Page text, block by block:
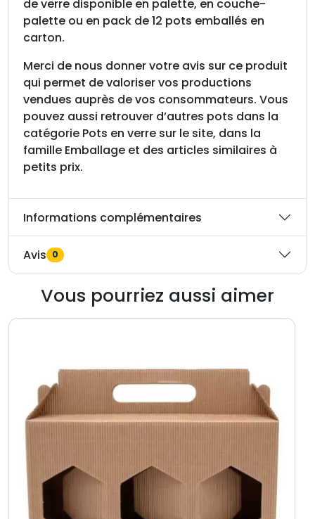
de verre disponible en palette, en couche-
palette ou en pack de 12 pots emballés en
carton.
Merci de nous donner votre avis sur ce produit
qui permet de valoriser vos productions
vendues auprès de vos consommateurs. Vous
pouvez aussi retrouver d’autres pots dans la
catégorie Pots en verre sur le site, dans la
famille Emballage et des articles similaires à
petits prix.
Informations complémentaires
Avis 0
Vous pourriez aussi aimer